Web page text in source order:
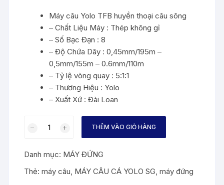
Máy câu Yolo TFB huyền thoại câu sông
– Chất Liệu Máy : Thép không gỉ
– Số Bạc Đạn : 8
– Độ Chứa Dây : 0,45mm/195m –
0,5mm/155m – 0.6mm/110m
– Tỷ lệ vòng quay : 5:1:1
– Thương Hiệu : Yolo
– Xuất Xứ : Đài Loan
YOLO
SG
THÊM VÀO GIỎ HÀNG
Danh mục: MÁY ĐỨNG
Thẻ:máy câu, MÁY CÂU CÁ YOLO SG,máy đứng